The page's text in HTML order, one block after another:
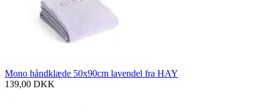
Mono håndklæde 50x90cm lavendel fra HAY
139,00 DKK